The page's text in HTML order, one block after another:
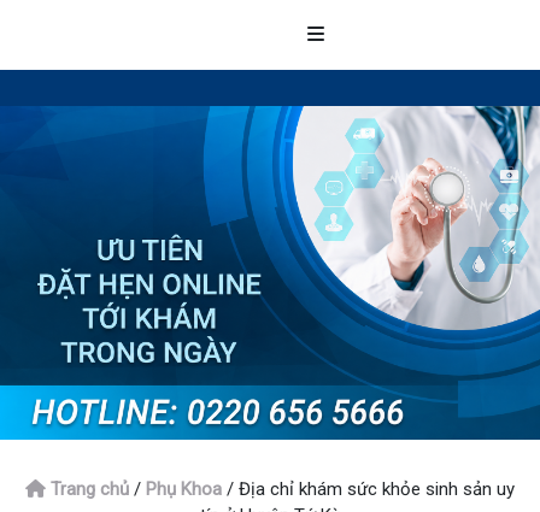
Trang chủ / Phụ Khoa / Địa chỉ khám sức khỏe sinh sản uy